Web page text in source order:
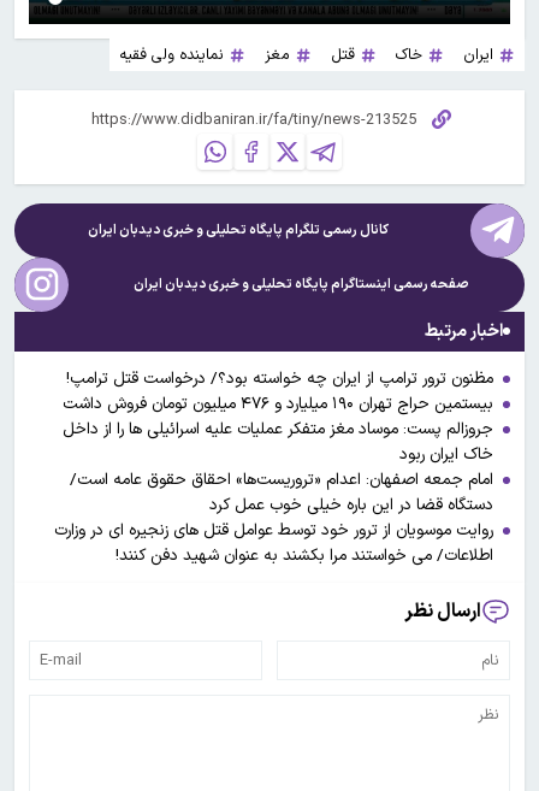
ایران خاک قتل مغز نماینده ولی فقیه
کانال رسمی تلگرام پایگاه تحلیلی و خبریدیدبان ایران
صفحه رسمی اینستاگرام پایگاه تحلیلی و خبریدیدبان ایران
اخبار مرتبط
مظنون ترور ترامپ از ایران چه خواسته بود؟/ درخواست قتل ترامپ!
بیستمین حراج تهران ۱۹۰ میلیارد و ۴۷۶ میلیون تومان فروش داشت
جروزالم پست: موساد مغز متفکر عملیات علیه اسرائیلی ها را از داخل
خاک ایران ربود
امام جمعه اصفهان: اعدام «تروریست‌ها» احقاق حقوق عامه است/
دستگاه قضا در این باره خیلی خوب عمل کرد
روایت موسویان از ترور خود توسط عوامل قتل های زنجیره ای در وزارت
اطلاعات/ می خواستند مرا بکشند به عنوان شهید دفن کنند!
ارسال نظر